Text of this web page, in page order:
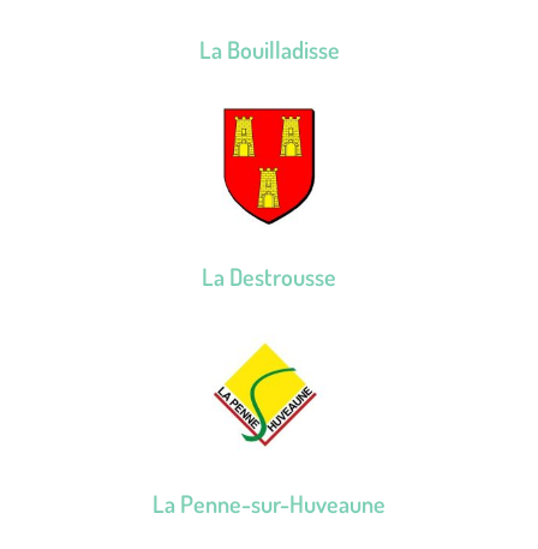
La Bouilladisse
La Destrousse
La Penne-sur-Huveaune